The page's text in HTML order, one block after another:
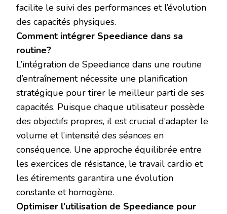
facilite le suivi des performances et l’évolution
des capacités physiques.
Comment intégrer Speediance dans sa
routine?
L’intégration de Speediance dans une routine
d’entraînement nécessite une planification
stratégique pour tirer le meilleur parti de ses
capacités. Puisque chaque utilisateur possède
des objectifs propres, il est crucial d’adapter le
volume et l’intensité des séances en
conséquence. Une approche équilibrée entre
les exercices de résistance, le travail cardio et
les étirements garantira une évolution
constante et homogène.
Optimiser l’utilisation de Speediance pour